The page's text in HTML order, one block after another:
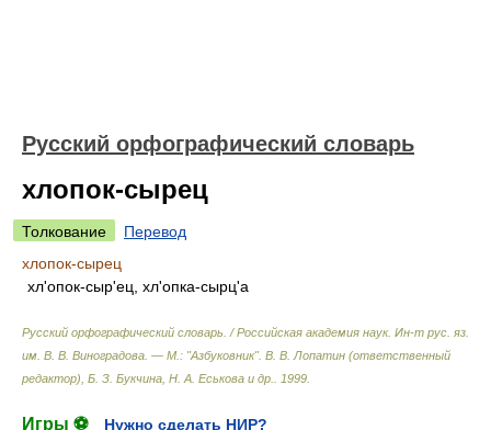
Русский орфографический словарь
хлопок-сырец
Толкование
Перевод
хлопок-сырец
хл'опок-сыр'ец, хл'опка-сырц'а
Русский орфографический словарь. / Российская академия наук. Ин-т рус. яз.
им. В. В. Виноградова. — М.: "Азбуковник". В. В. Лопатин (ответственный
редактор), Б. З. Букчина, Н. А. Еськова и др.
1999
Игры ⚽
Нужно сделать НИР?